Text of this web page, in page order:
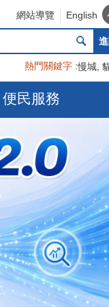
網站導覽 English
熱門關鍵字 慢城
便民服務